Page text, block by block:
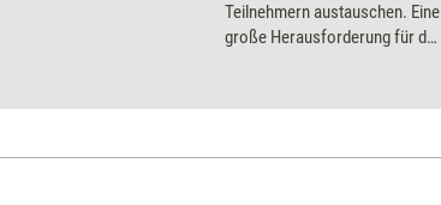
Teilnehmern austauschen. Eine
große Herausforderung für die
Großgruppenmoderatorin
Schramek erklärt, wie